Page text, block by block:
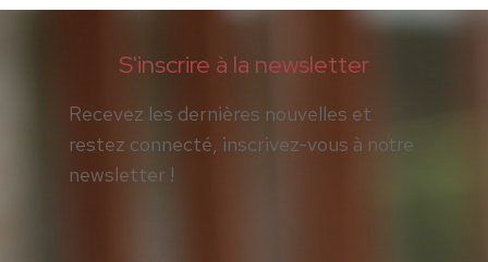
S'inscrire à la newsletter
Recevez les dernières nouvelles et
restez connecté, inscrivez-vous à notre
newsletter !